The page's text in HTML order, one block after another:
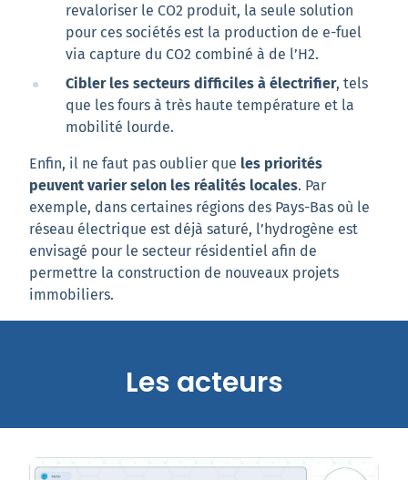
revaloriser le CO2 produit, la seule solution
pour ces sociétés est la production de e-fuel
via capture du CO2 combiné à de l’H2.
Cibler les secteurs difficiles à électrifier, tels
que les fours à très haute température et la
mobilité lourde.
Enfin, il ne faut pas oublier que les priorités
peuvent varier selon les réalités locales. Par
exemple, dans certaines régions des Pays-Bas où le
réseau électrique est déjà saturé, l’hydrogène est
envisagé pour le secteur résidentiel afin de
permettre la construction de nouveaux projets
immobiliers.
Les acteurs